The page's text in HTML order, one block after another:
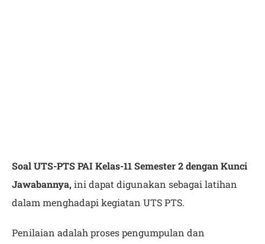
Soal UTS-PTS PAI Kelas-11 Semester 2 dengan Kunci
Jawabannya,ini dapat digunakan sebagai latihan
dalam menghadapi kegiatan UTS PTS.
Penilaian adalah proses pengumpulan dan